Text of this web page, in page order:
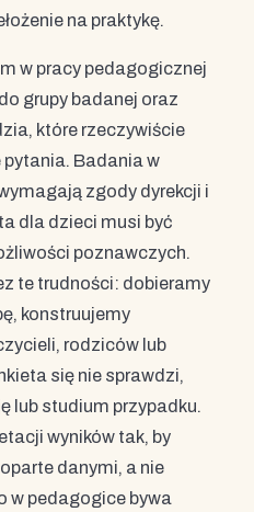
na praktykę.
w pracy pedagogicznej
grupy badanej oraz
które rzeczywiście
Badania w
zgody dyrekcji i
dla dzieci musi być
poznawczych.
te trudności: dobieramy
konstruujemy
rodziców lub
się nie sprawdzi,
lub studium przypadku.
wyników tak, by
danymi, a nie
w pedagogice bywa